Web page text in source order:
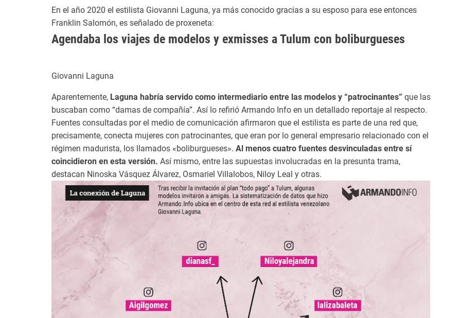
En el año 2020 el estilista Giovanni Laguna, ya más conocido gracias a su esposo para ese entonces
Franklin Salomón, es señalado de proxeneta:
Agendaba los viajes de modelos y exmisses a Tulum con boliburgueses
Giovanni Laguna
Aparentemente, Laguna habría servido como intermediario entre las modelos y “patrocinantes” que las
buscaban como “damas de compañía”. Así lo refirió Armando Info en un detallado reportaje al respecto.
Fuentes consultadas por el medio de comunicación afirmaron que el estilista es parte de una red que,
precisamente, conecta mujeres con patrocinantes, que eran por lo general empresario relacionado con el
régimen madurista, los llamados «boliburgueses». Al menos cuatro fuentes desvinculadas entre sí
coincidieron en esta versión. Así mismo, entre las supuestas involucradas en la presunta trama,
destacan Ninoska Vásquez Álvarez, Osmariel Villalobos, Niloy Leal y otras.